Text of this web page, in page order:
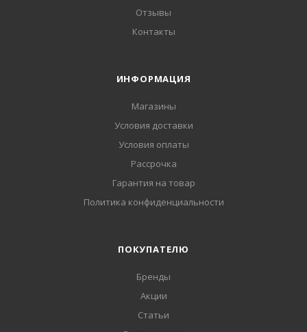
Отзывы
Контакты
ИНФОРМАЦИЯ
Магазины
Условия доставки
Условия оплаты
Рассрочка
Гарантия на товар
Политика конфиденциальности
ПОКУПАТЕЛЮ
Бренды
Акции
Статьи